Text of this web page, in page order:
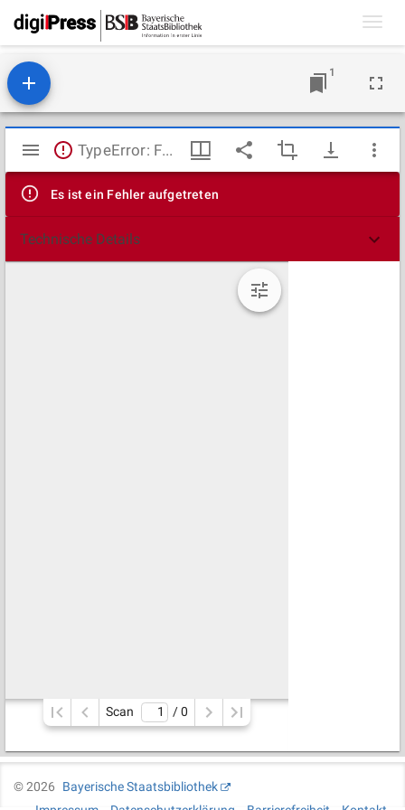
1
Mirador
Viewer
TypeError: Failed to fetch
Es ist ein Fehler aufgetreten
Technische Details
Scan / 0
©2026
Bayerische Staatsbibliothek